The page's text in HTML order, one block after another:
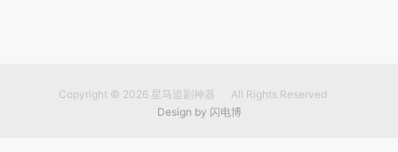
Copyright © 2026 星马追剧神器
All Rights Reserved
Design by 闪电博